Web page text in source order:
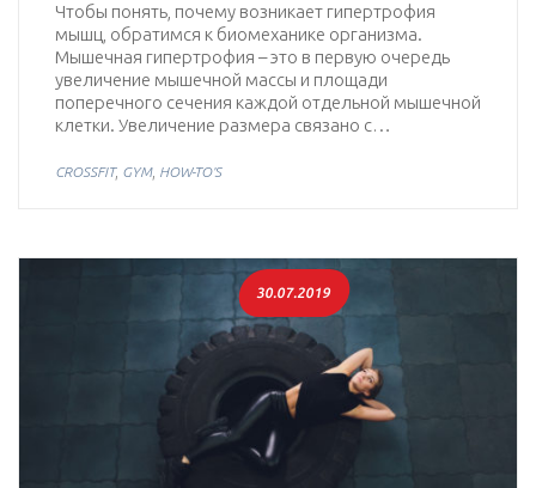
Чтобы понять, почему возникает гипертрофия
мышц, обратимся к биомеханике организма.
Мышечная гипертрофия – это в первую очередь
увеличение мышечной массы и площади
поперечного сечения каждой отдельной мышечной
клетки. Увеличение размера связано с…
CROSSFIT, GYM, HOW-TO'S
30.07.2019